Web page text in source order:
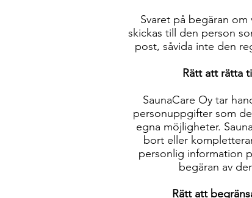
Svaret på begäran
skickas till den person
post, såvida inte den
Rätt att rätta
SaunaCare Oy tar
personuppgifter som
egna möjligheter.
bort eller
personlig information
begäran av
Rätt att